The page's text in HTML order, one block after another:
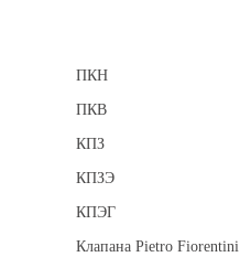
ПКН
ПКВ
КПЗ
КПЗЭ
КПЭГ
Клапана Pietro Fiorentini